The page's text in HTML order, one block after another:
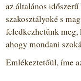
az általános
szakosztályoké s
feledkezhetünk meg,
ahogy mondani
Emlékeztetőül, íme